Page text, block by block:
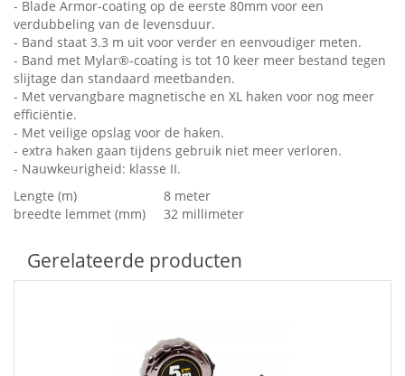
- Blade Armor-coating op de eerste 80mm voor een
verdubbeling van de levensduur.
- Band staat 3.3 m uit voor verder en eenvoudiger meten.
- Band met Mylar®-coating is tot 10 keer meer bestand tegen
slijtage dan standaard meetbanden.
- Met vervangbare magnetische en XL haken voor nog meer
efficiëntie.
- Met veilige opslag voor de haken.
- extra haken gaan tijdens gebruik niet meer verloren.
- Nauwkeurigheid: klasse II.
Lengte (m)
8 meter
breedte lemmet (mm)
32 millimeter
Gerelateerde producten